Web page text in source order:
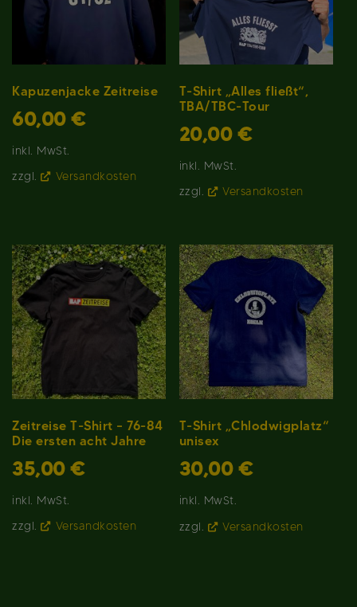
Kapuzenjacke Zeitreise
60,00 €
inkl. MwSt.
zzgl.
Versandkosten
T-Shirt „Alles fließt“,
TBA/TBC-Tour
20,00 €
inkl. MwSt.
zzgl.
Versandkosten
Zeitreise T-Shirt – 76-84
Die ersten acht Jahre
35,00 €
inkl. MwSt.
zzgl.
Versandkosten
T-Shirt „Chlodwigplatz“
unisex
30,00 €
inkl. MwSt.
zzgl.
Versandkosten